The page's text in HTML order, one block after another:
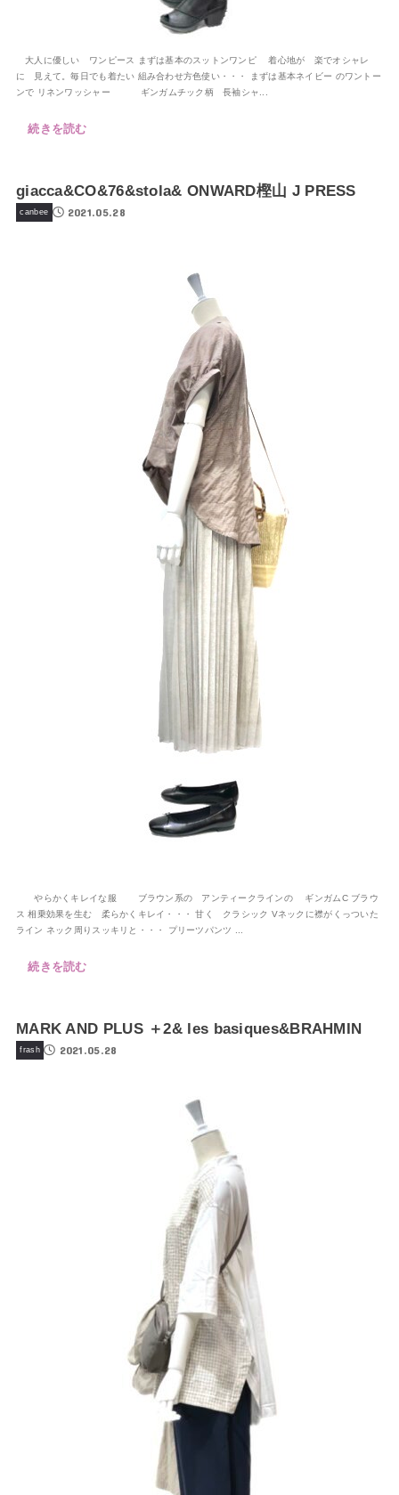
大人に優しい ワンピース まずは基本のスットンワンピ 着心地が 楽でオシャレ
に 見えて。毎日でも着たい 組み合わせ方色使い・・・ まずは基本ネイビー のワントー
ンで リネンワッシャー ギンガムチック柄 長袖シャ...
続きを読む
giacca&CO&76&stola& ONWARD樫山 J PRESS
canbee 2021.05.28
やらかくキレイな服 ブラウン系の アンティークラインの ギンガムC ブラウ
ス 相乗効果を生む 柔らかくキレイ・・・ 甘く クラシック Vネックに襟がくっついた
ライン ネック周りスッキリと・・・ プリーツパンツ ...
続きを読む
MARK AND PLUS ＋2& les basiques&BRAHMIN
frash 2021.05.28